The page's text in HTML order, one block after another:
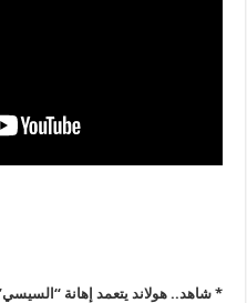
* شاهد.. هولاند يتعمد إهانة